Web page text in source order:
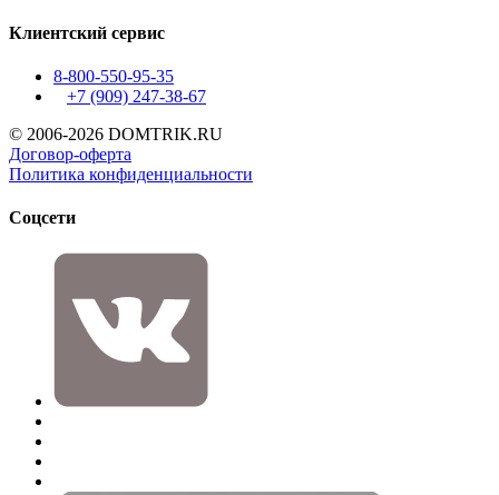
Клиентский сервис
8-800-550-95-35
+7 (909) 247-38-67
© 2006-2026 DOMTRIK.RU
Договор-оферта
Политика конфиденциальности
Соцсети